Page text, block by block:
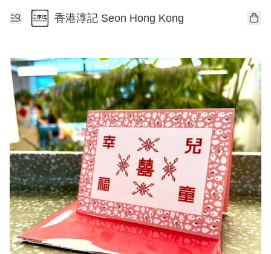
香港淳記 Seon Hong Kong